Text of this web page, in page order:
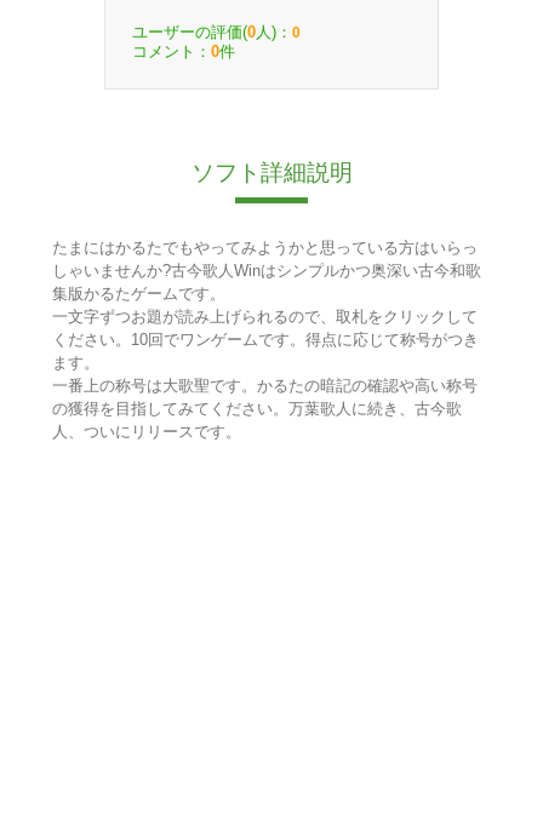
ユーザーの評価(0 人)： 0
コメント： 0件
ソフト詳細説明
たまにはかるたでもやってみようかと思っている方はいらっ
しゃいませんか?古今歌人Winはシンプルかつ奥深い古今和歌
集版かるたゲームです。
一文字ずつお題が読み上げられるので、取札をクリックして
ください。10回でワンゲームです。得点に応じて称号がつき
ます。
一番上の称号は大歌聖です。かるたの暗記の確認や高い称号
の獲得を目指してみてください。万葉歌人に続き、古今歌
人、ついにリリースです。